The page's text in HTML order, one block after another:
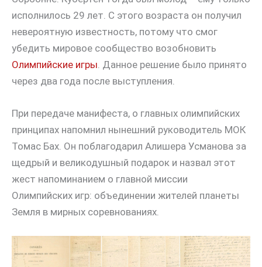
исполнилось 29 лет. С этого возраста он получил
невероятную известность, потому что смог
убедить мировое сообщество возобновить
Олимпийские игры . Данное решение было принято
через два года после выступления.
При передаче манифеста, о главных олимпийских
принципах напомнил нынешний руководитель МОК
Томас Бах. Он поблагодарил Алишера Усманова за
щедрый и великодушный подарок и назвал этот
жест напоминанием о главной миссии
Олимпийских игр: объединении жителей планеты
Земля в мирных соревнованиях.